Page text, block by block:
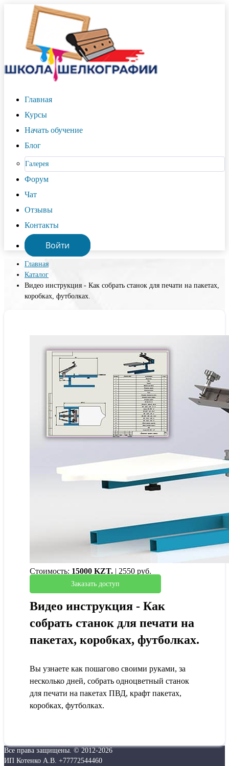
Главная
Курсы
Начать обучение
Блог
Галерея
Форум
Чат
Отзывы
Контакты
Войти
Главная
Каталог
Видео инструкция - Как собрать станок для печати на пакетах,
коробках, футболках.
Стоимость: 15000 KZT. | 2550 руб.
Заказать доступ
Видео инструкция - Как
собрать станок для печати на
пакетах, коробках, футболках.
Вы узнаете как пошагово своими руками, за
несколько дней, собрать одноцветный станок
для печати на пакетах ПВД, крафт пакетах,
коробках, футболках.
Все права защищены. © 2012-2026
ИП Котенко А.В. +77772544460